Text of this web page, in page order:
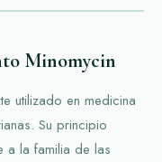
Minomycin
utilizado en medicina
Su principio
a la familia de las